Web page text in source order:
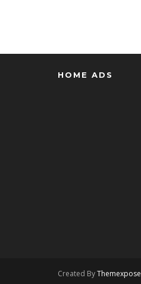
HOME ADS
Created ByThemexpose